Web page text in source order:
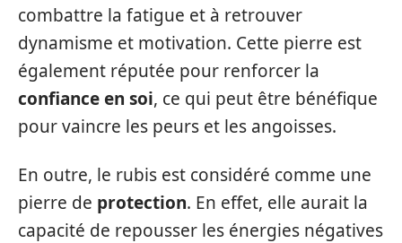
combattre la fatigue et à retrouver
dynamisme et motivation. Cette pierre est
également réputée pour renforcer la
confiance en soi, ce qui peut être bénéfique
pour vaincre les peurs et les angoisses.
En outre, le rubis est considéré comme une
pierre de protection. En effet, elle aurait la
capacité de repousser les énergies négatives